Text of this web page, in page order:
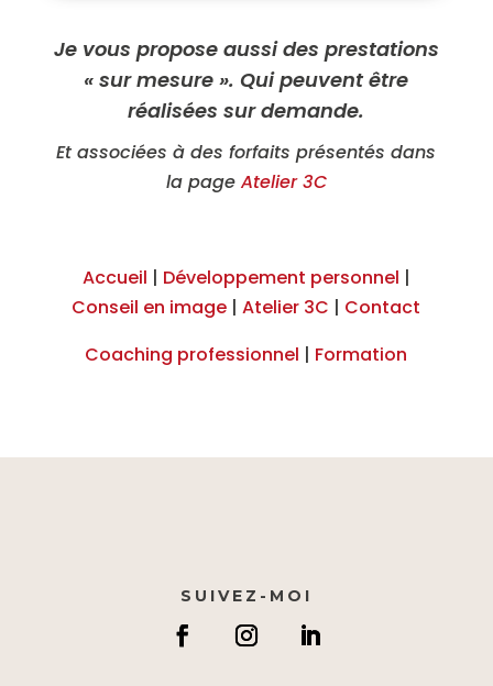
Je vous propose aussi des prestations
« sur mesure ». Qui peuvent être
réalisées sur demande.
Et associées à des forfaits présentés dans
la page Atelier 3C
Accueil | Développement personnel |
Conseil en image |Atelier 3C | Contact
Coaching professionnel | Formation
SUIVEZ-MOI